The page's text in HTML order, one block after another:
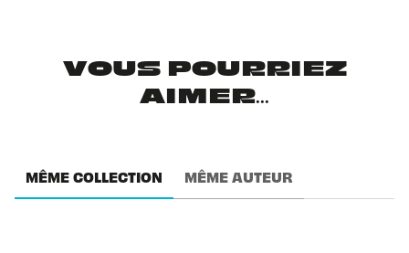
VOUS POURRIEZ
AIMER...
MÊME COLLECTION MÊME AUTEUR